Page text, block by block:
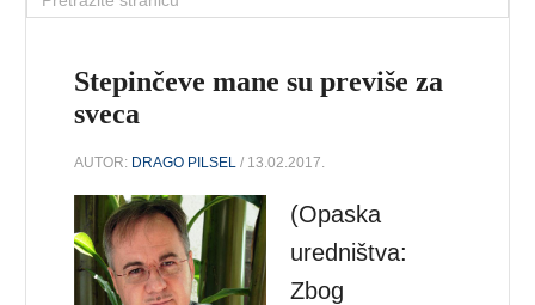
Stepinčeve mane su previše za
sveca
AUTOR: DRAGO PILSEL / 13.02.2017.
(Opaska
uredništva:
Zbog